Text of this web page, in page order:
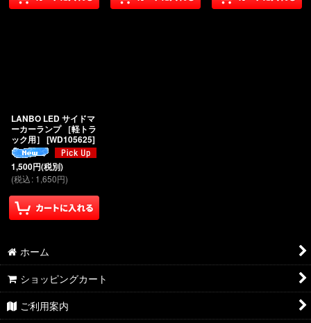
LANBO LED サイドマ
ーカーランプ ［軽トラ
ック用］ [WD105625]
1,500円(税別)
(税込: 1,650円)
ホーム
ショッピングカート
ご利用案内